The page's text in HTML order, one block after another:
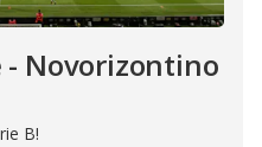
- Novorizontino
B!